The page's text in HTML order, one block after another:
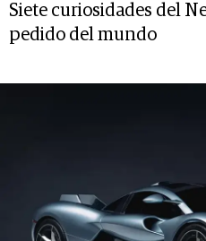
Siete curiosidades del
pedido del mundo